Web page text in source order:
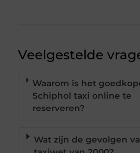
Veelgestelde
Waarom is het
Schiphol taxi online te
reserveren?
Wat zijn de gevolgen